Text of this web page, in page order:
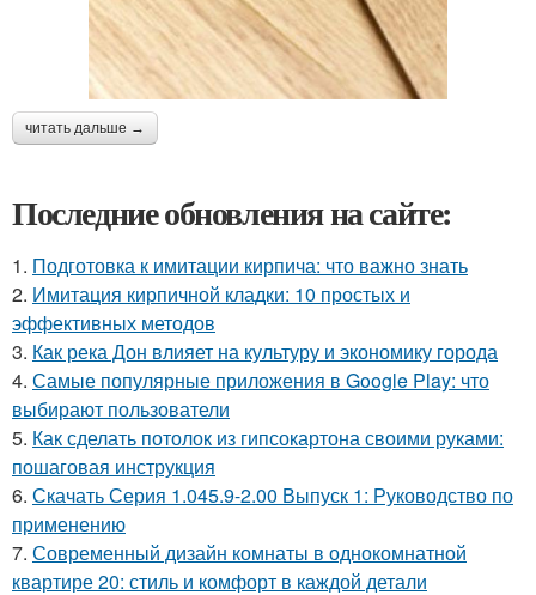
читать дальше →
Последние обновления на сайте:
1. Подготовка к имитации кирпича: что важно знать
2. Имитация кирпичной кладки: 10 простых и
эффективных методов
3. Как река Дон влияет на культуру и экономику города
4. Самые популярные приложения в Google Play: что
выбирают пользователи
5. Как сделать потолок из гипсокартона своими руками:
пошаговая инструкция
6. Скачать Серия 1.045.9-2.00 Выпуск 1: Руководство по
применению
7. Современный дизайн комнаты в однокомнатной
квартире 20: стиль и комфорт в каждой детали